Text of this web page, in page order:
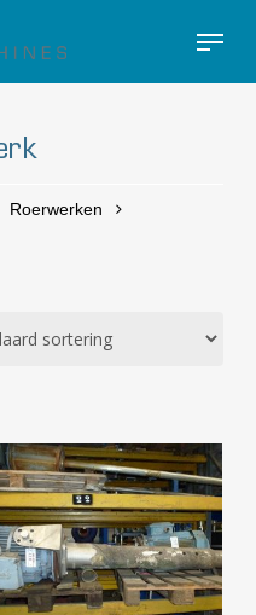
Menu
Roerwerken
Close
Filters
Close